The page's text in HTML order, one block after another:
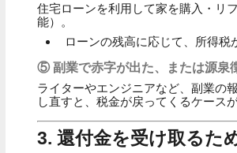
住宅ローンを利用して家を購入・リ
能）。
ローンの残高に応じて、所得税
⑤ 副業で赤字が出た、または源泉
ライターやエンジニアなど、副業の
し直すと、税金が戻ってくるケース
3. 還付金を受け取るた